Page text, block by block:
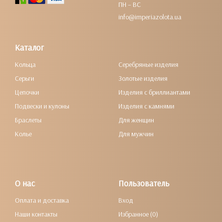
ПН – ВС
info@imperiazolota.ua
Каталог
Кольца
Серьги
Цепочки
Подвески и кулоны
Браслеты
Колье
Серебряные изделия
Золотые изделия
Изделия с бриллиантами
Изделия с камнями
Для женщин
Для мужчин
О нас
Оплата и доставка
Наши контакты
Пользователь
Вход
Избранное (0)